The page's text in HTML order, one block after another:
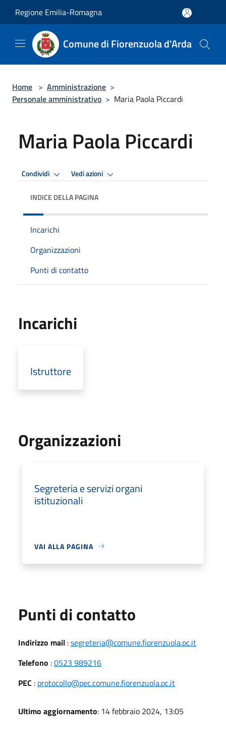
Regione Emilia-Romagna
Comune di Fiorenzuola d'Arda
Home > Amministrazione >
Personale amministrativo > Maria Paola Piccardi
Maria Paola Piccardi
Condividi Vedi azioni
INDICE DELLA PAGINA
Incarichi
Organizzazioni
Punti di contatto
Incarichi
Istruttore
Organizzazioni
Segreteria e servizi organi
istituzionali
VAI ALLA PAGINA
Punti di contatto
Indirizzo mail :segreteria@comune.fiorenzuola.pc.it
Telefono :0523 989216
PEC : protocollo@pec.comune.fiorenzuola.pc.it
Ultimo aggiornamento: 14 febbraio 2024, 13:05